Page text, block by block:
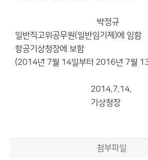
박정규
일반직고위공무원(일반임기제)에 임함
항공기상청장에 보함
(2014년 7월 14일부터 2016년 7월
2014.7.14.
기상청장
첨부파일